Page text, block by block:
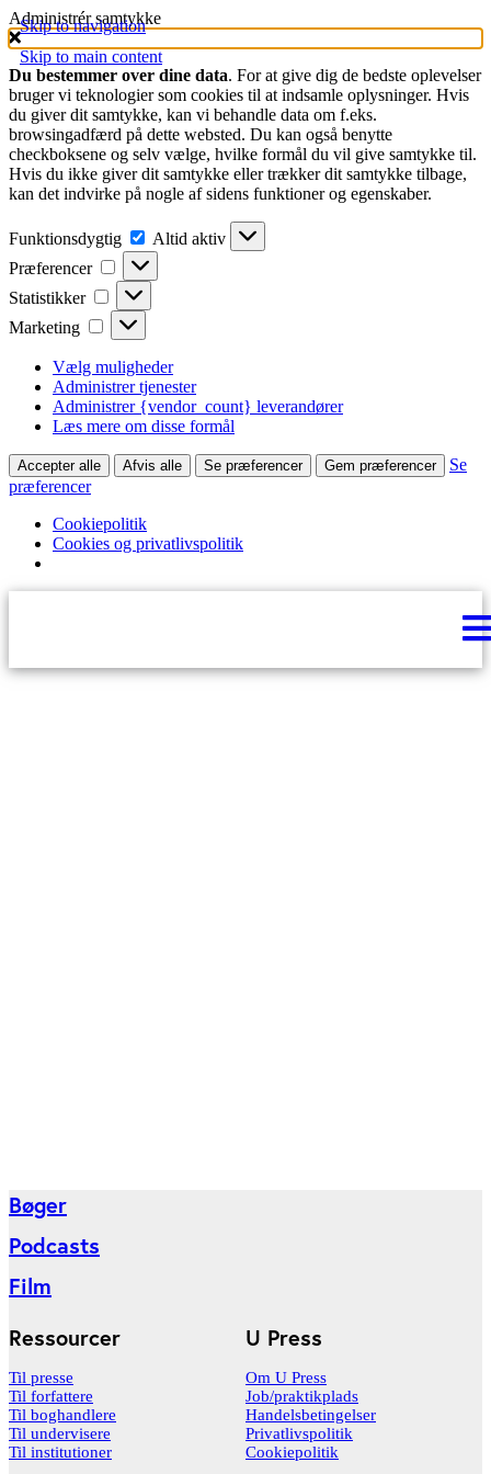
Administrér samtykke
Du bestemmer over dine data. For at give dig de bedste oplevelser
bruger vi teknologier som cookies til at indsamle oplysninger. Hvis
du giver dit samtykke, kan vi behandle data om f.eks.
browsingadfærd på dette websted. Du kan også benytte
checkboksene og selv vælge, hvilke formål du vil give samtykke til.
Hvis du ikke giver dit samtykke eller trækker dit samtykke tilbage,
kan det indvirke på nogle af sidens funktioner og egenskaber.
Funktionsdygtig Funktionsdygtig
Altid aktiv
Præferencer
Præferencer
Statistikker Statistikker
Marketing Marketing
Vælg muligheder
Administrer tjenester
Administrer {vendor_count} leverandører
Læs mere om disse formål
Accepter alle Afvis alle Se præferencer Gem præferencer
Se
præferencer
Cookiepolitik
Cookies og privatlivspolitik
Skip to navigation
Skip to main content
Bøger
Podcasts
Film
U Press
Om U Press
Job/praktikplads
Handelsbetingelser
Privatlivspolitik
Cookiepolitik
Ressourcer
Til presse
Til forfattere
Til boghandlere
Til undervisere
Til institutioner